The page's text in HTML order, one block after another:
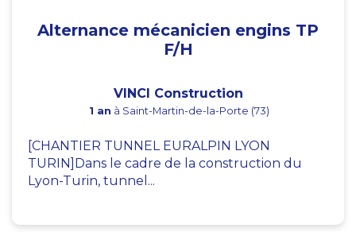
Alternance mécanicien engins TP
F/H
VINCI Construction
1 an à Saint-Martin-de-la-Porte (73)
[CHANTIER TUNNEL EURALPIN LYON
TURIN]Dans le cadre de la construction du
Lyon-Turin, tunnel...